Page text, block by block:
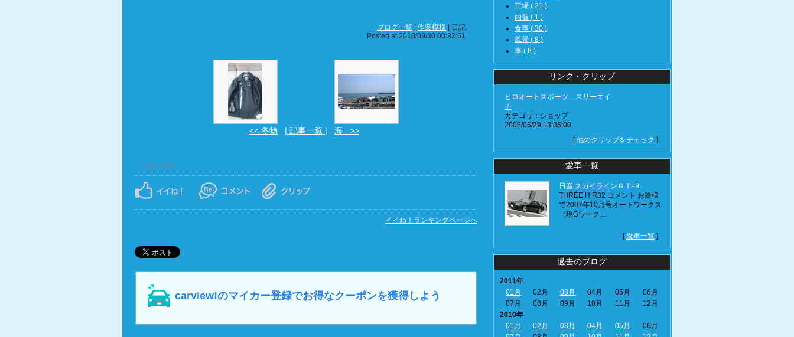
ブログ一覧 作業模様 | 日記
Posted at 2010/09/30 00:32:51
<< 冬物 | 記事一覧 | 海 >>
イイね！0件
イイね！ランキングページへ
carview!のマイカー登録でお得なクーポンを獲得しよう
工場 ( 21 )
内装 ( 1 )
食事 ( 30 )
風景 ( 8 )
車 ( 8 )
リンク・クリップ
ヒロオートスポーツ スリーエイ
チ
カテゴリ：ショップ
2008/06/29 13:35:00
[他のクリップをチェック ]
愛車一覧
日産 スカイラインＧＴ‐Ｒ
THREE H R32 コメント お陰様
で2007年10月号オートワークス
（現Gワーク ...
[愛車一覧 ]
過去のブログ
2011年
01月
02月 03月 04月 05月
06月
07月
08月 09月 10月 11月
12月
2010年
01月
02月 03月 04月 05月
06月